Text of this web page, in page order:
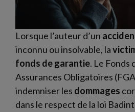
Lorsque l’auteur d’un
inconnu ou insolvable, la
fonds de garantie. Le Fonds
Assurances Obligatoires
indemniser les dommages
dans le respect de la loi